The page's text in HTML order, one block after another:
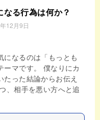
る行為は何か？
12月9日
になるのは「もっとも
ーマです。 僕なりにカ
った結論からお伝え
、相手を悪い方へと追